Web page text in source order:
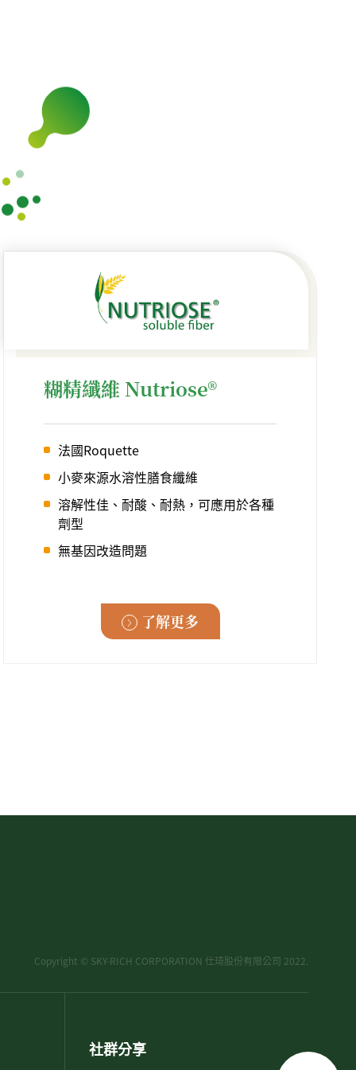
糊精纖維 Nutriose®
法國Roquette
小麥來源水溶性膳食纖維
溶解性佳、耐酸、耐熱，可應用於各種
劑型
無基因改造問題
了解更多
社群分享
Copyright © SKY-RICH CORPORATION 仕琦股份有限公司 2022.